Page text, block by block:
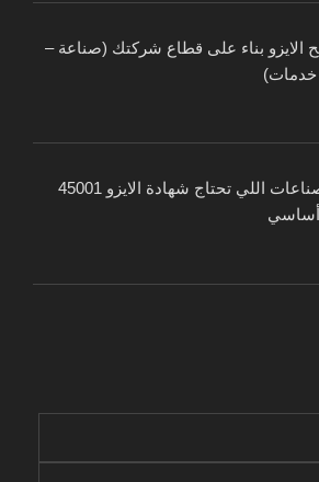
الايزو بناء على قطاع شركتك (صناعة –
خدمات)
أهم الصناعات اللي تحتاج شهادة الايزو 45001